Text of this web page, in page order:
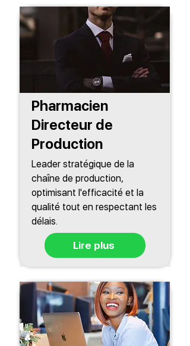
Pharmacien
Directeur de
Production
Leader stratégique de la
chaîne de production,
optimisant l'efficacité et la
qualité tout en respectant les
délais.
Lire plus